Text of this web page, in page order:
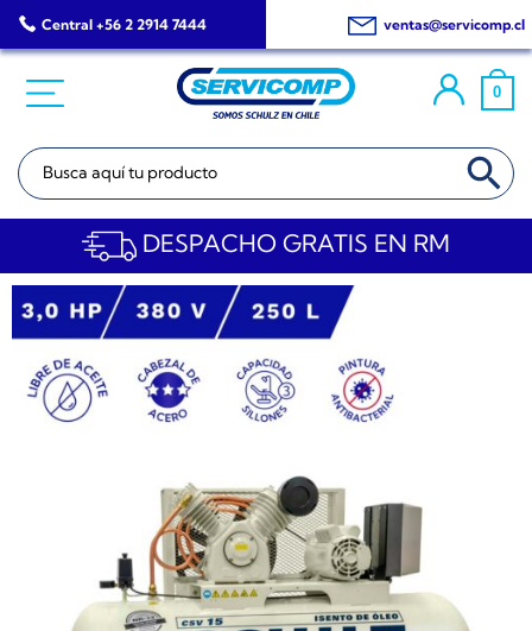
Saltar
al
Central +56 2 2914 7444 ventas@servicomp.cl
0
Buscar: BOTÓN DE
DESPACHO GRATIS EN RM